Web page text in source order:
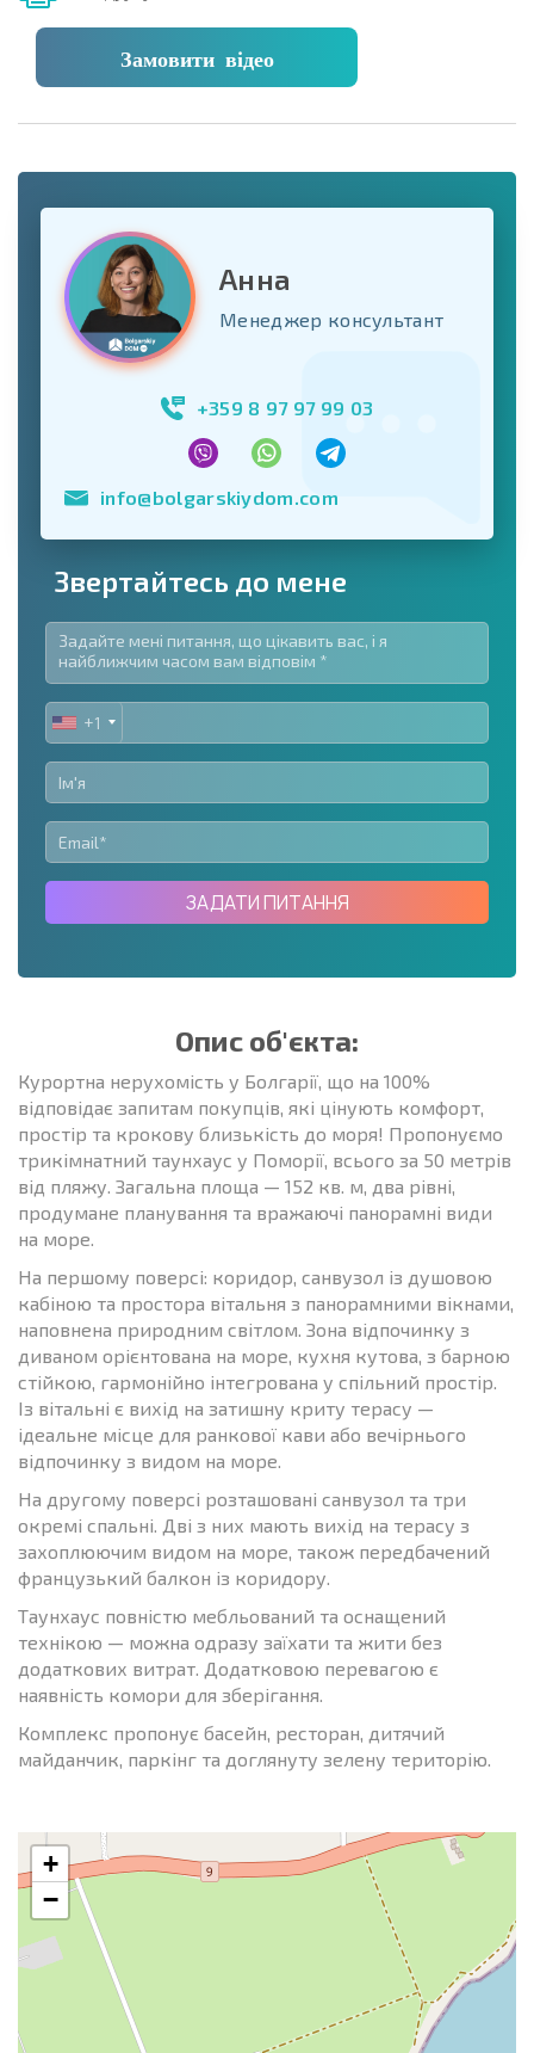
Замовити відео
Анна
Менеджер консультант
+359 8 97 97 99 03
info@bolgarskiydom.com
Звертайтесь до мене
UNITED
STATES
+1
+1
ЗАДАТИ ПИТАННЯ
Опис об'єкта:
Курортна нерухомість у Болгарії, що на 100%
відповідає запитам покупців, які цінують комфорт,
простір та крокову близькість до моря! Пропонуємо
трикімнатний таунхаус у Поморії, всього за 50 метрів
від пляжу. Загальна площа — 152 кв. м, два рівні,
продумане планування та вражаючі панорамні види
на море.
На першому поверсі: коридор, санвузол із душовою
кабіною та простора вітальня з панорамними вікнами,
наповнена природним світлом. Зона відпочинку з
диваном орієнтована на море, кухня кутова, з барною
стійкою, гармонійно інтегрована у спільний простір.
Із вітальні є вихід на затишну криту терасу —
ідеальне місце для ранкової кави або вечірнього
відпочинку з видом на море.
На другому поверсі розташовані санвузол та три
окремі спальні. Дві з них мають вихід на терасу з
захоплюючим видом на море, також передбачений
французький балкон із коридору.
Таунхаус повністю мебльований та оснащений
технікою — можна одразу заїхати та жити без
додаткових витрат. Додатковою перевагою є
наявність комори для зберігання.
Комплекс пропонує басейн, ресторан, дитячий
майданчик, паркінг та доглянуту зелену територію.
+
−